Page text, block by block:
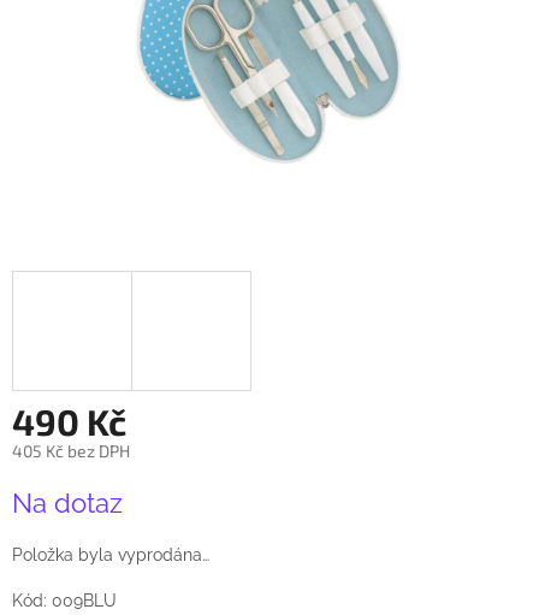
490 Kč
405 Kč bez DPH
cena:
Na dotaz
Položka byla vyprodána…
Kód: 009BLU